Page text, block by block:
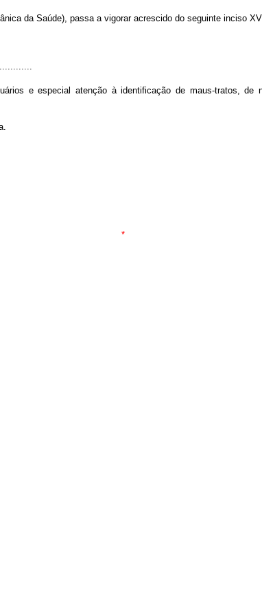
da Saúde), passa a vigorar acrescido do seguinte inciso
e especial atenção à identificação de maus-tratos, de
*